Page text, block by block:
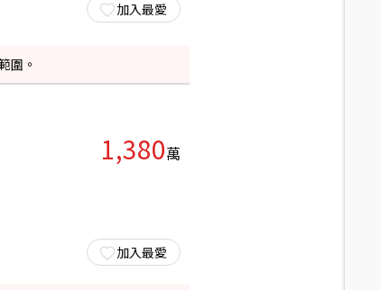
加入最愛
圍。
1,380萬
加入最愛